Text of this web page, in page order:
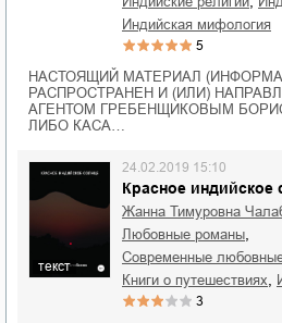
индийская мифология
5
НАСТОЯЩИЙ МАТЕРИАЛ
РАСПРОСТРАНЕН И (ИЛИ)
АГЕНТОМ ГРЕБЕНЩИКОВЫМ
ЛИБО КАСА…
текст
Красное индийское
24.02.2019 15:10
Жанна Тимуровна
любовные романы
современные
книги о путешествиях
3